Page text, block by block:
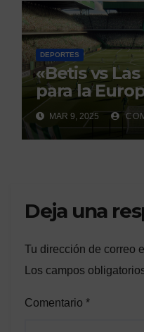
DEPORTES
«Betis vs
para la
League»
MAR 9, 2025
Deja una
Tu dirección de correo
Los campos
Comentario *